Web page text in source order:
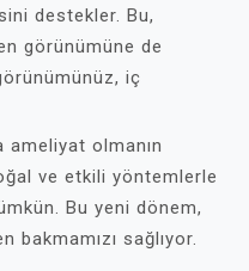
destekler. Bu,
görünümüne de
iç
ameliyat olmanın
ve etkili yöntemlerle
Bu yeni dönem,
sağlıyor.